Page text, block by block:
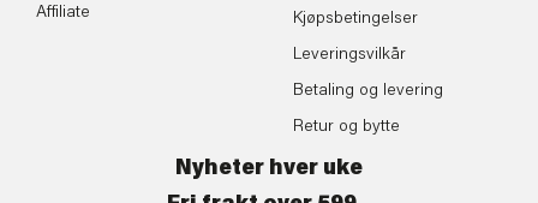
Affiliate
Kjøpsbetingelser
Leveringsvilkår
Betaling og levering
Retur og bytte
Nyheter hver uke